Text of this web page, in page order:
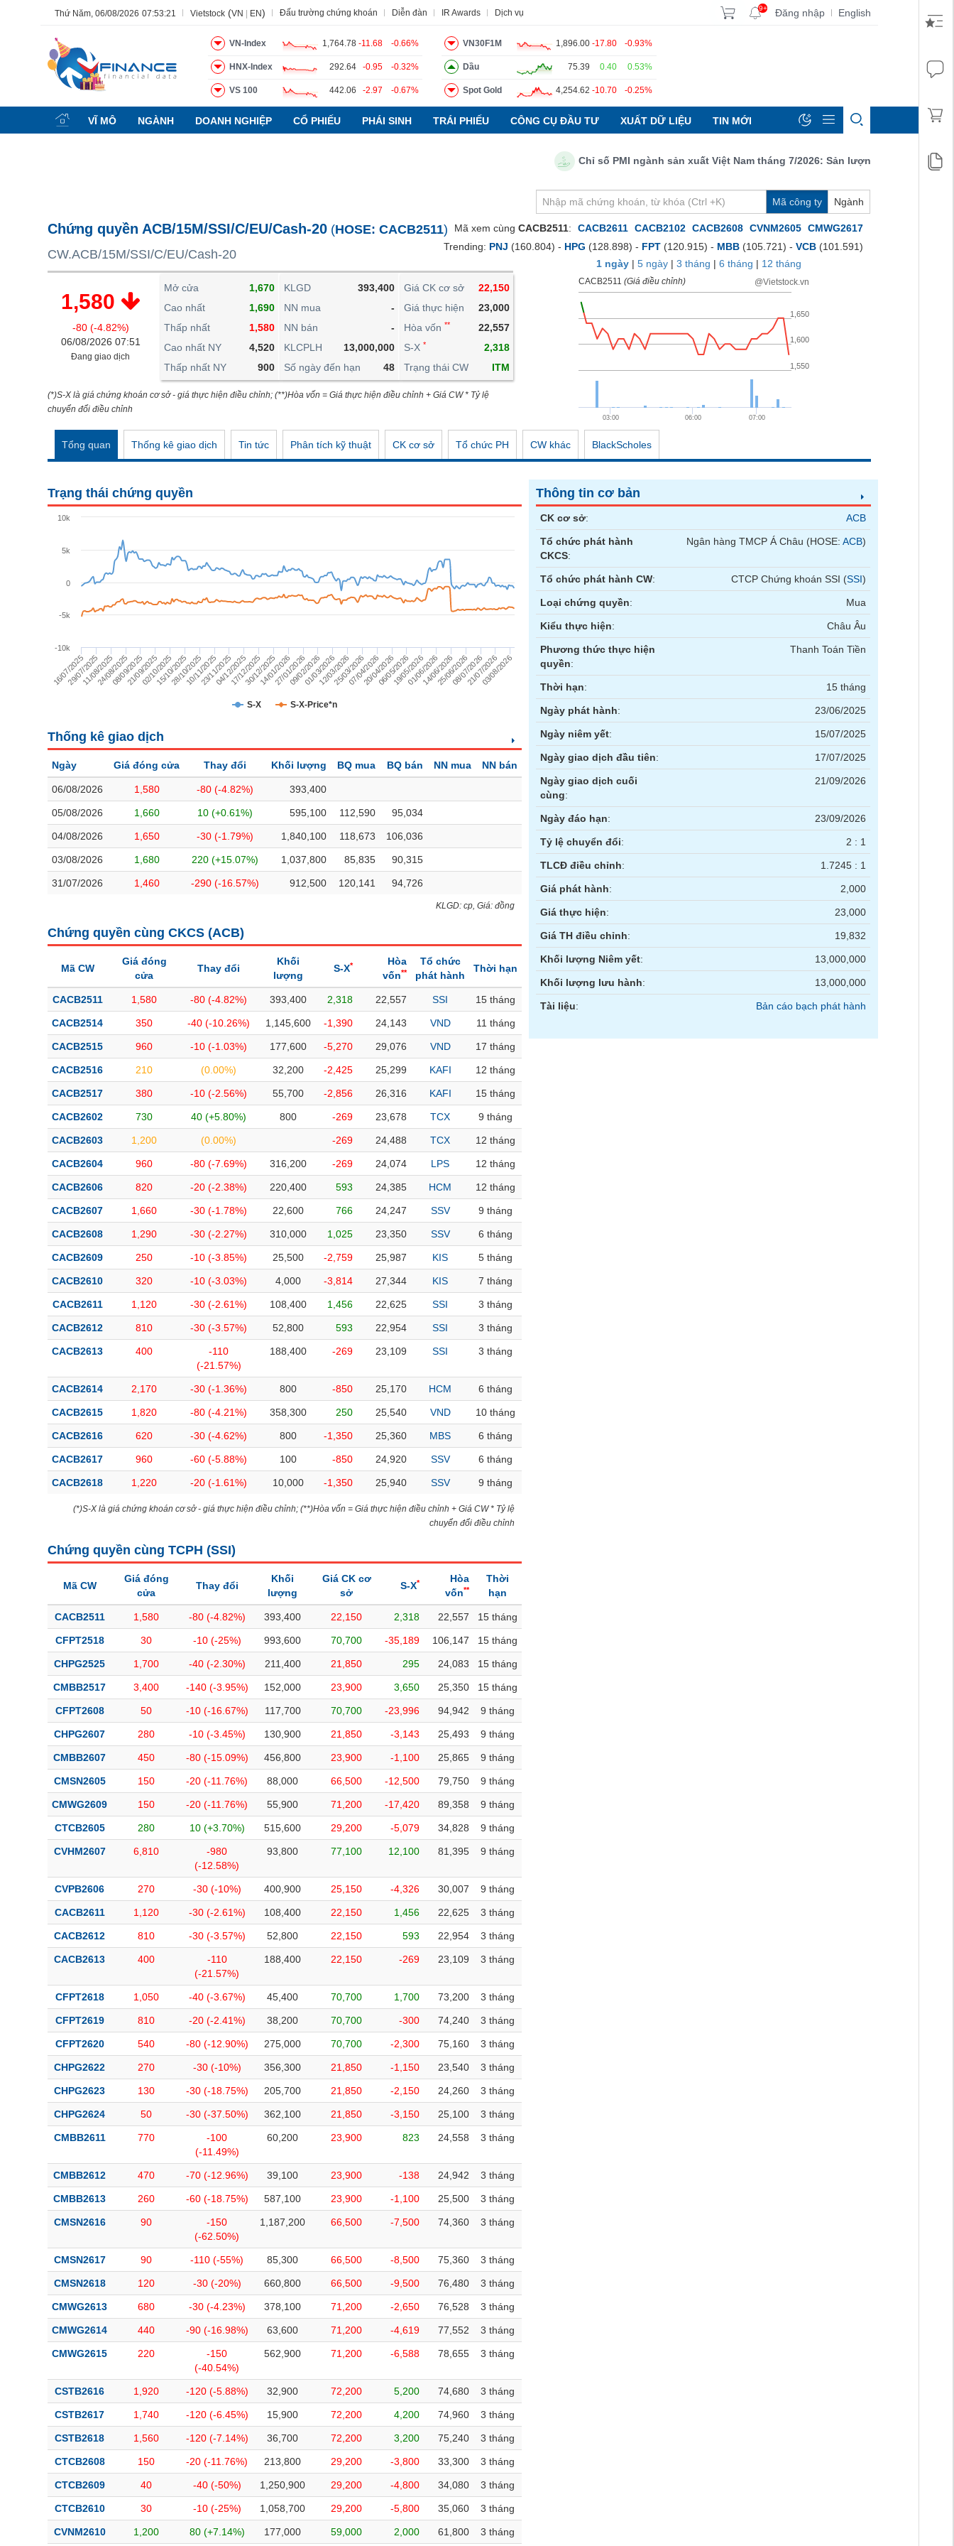
Thứ Năm, 06/08/2026 07:53:22 Vietstock (VN EN) Đấu trường chứng khoán Diễn đàn IR Awards Dịch vụ 9+ Đăng nhập | English
VN-Index 1,764.78 -11.68 -0.66%
HNX-Index 292.64 -0.95 -0.32%
VS 100 442.06 -2.97 -0.67%
VN30F1M 1,896.00 -17.80 -0.93%
Dầu 75.39 0.40 0.53%
Spot Gold 4,254.62 -10.70 -0.25%
VĨ MÔ NGÀNH DOANH NGHIỆP CỔ PHIẾU PHÁI SINH TRÁI PHIẾU CÔNG CỤ ĐẦU TƯ XUẤT DỮ LIỆU TIN MỚI
Chỉ số PMI ngành sản xuất Việt Nam tháng 7/2026: Sản lượng, số lượng đơn đặt
Mã công ty Ngành
Chứng quyền ACB/15M/SSI/C/EU/Cash-20 (HOSE: CACB2511)
CW.ACB/15M/SSI/C/EU/Cash-20
1,580
-80 (-4.82%)
06/08/2026 07:51
Đang giao dịch
Mở cửa
1,670
Cao nhất
1,690
Thấp nhất
1,580
Cao nhất NY
4,520
Thấp nhất NY
900
KLGD
393,400
NN mua
-
NN bán
-
KLCPLH
13,000,000
Số ngày đến hạn
48
Giá CK cơ sở
22,150
Giá thực hiện
23,000
Hòa vốn **
22,557
S-X *
2,318
Trạng thái CW
ITM
(*)S-X là giá chứng khoán cơ sở - giá thực hiện điều chỉnh; (**)Hòa vốn = Giá thực hiện điều chỉnh + Giá CW * Tỷ lệ
chuyển đổi điều chỉnh
Mã xem cùng CACB2511: CACB2611 CACB2102 CACB2608 CVNM2605 CMWG2617
Trending: PNJ (160.804) - HPG (128.898) - FPT (120.915) - MBB (105.721) - VCB (101.591)
1 ngày | 5 ngày | 3 tháng | 6 tháng | 12 tháng
CACB2511 (Giá điều chỉnh) @Vietstock.vn
03:00 06:00 07:00
1,550
1,600
1,650
Tổng quan Thống kê giao dịch Tin tức Phân tích kỹ thuật CK cơ sở Tổ chức PH CW khác BlackScholes
Trạng thái chứng quyền
S-X S-X-Price*n
16/07/2025
29/07/2025
11/08/2025
24/08/2025
08/09/2025
21/09/2025
02/10/2025
15/10/2025
28/10/2025
10/11/2025
23/11/2025
04/12/2025
17/12/2025
30/12/2025
14/01/2026
27/01/2026
09/02/2026
01/03/2026
12/03/2026
25/03/2026
07/04/2026
20/04/2026
06/05/2026
19/05/2026
01/06/2026
14/06/2026
25/06/2026
08/07/2026
21/07/2026
03/08/2026
-10k
-5k
0
5k
10k
Thống kê giao dịch
Ngày Giá đóng cửa Thay đổi Khối lượng BQ mua BQ bán NN mua NN bán
06/08/2026 1,580 -80 (-4.82%) 393,400
05/08/2026 1,660 10 (+0.61%) 595,100 112,590 95,034
04/08/2026 1,650 -30 (-1.79%) 1,840,100 118,673 106,036
03/08/2026 1,680 220 (+15.07%) 1,037,800 85,835 90,315
31/07/2026 1,460 -290 (-16.57%) 912,500 120,141 94,726
KLGD: cp, Giá: đồng
Chứng quyền cùng CKCS (ACB)
Mã CW
Giá đóng
cửa
Thay đổi
Khối
lượng
S-X*
Hòa
vốn**
Tổ chức
phát hành
Thời hạn
CACB2511 1,580 -80 (-4.82%) 393,400 2,318 22,557 SSI 15 tháng
CACB2514 350 -40 (-10.26%) 1,145,600 -1,390 24,143 VND 11 tháng
CACB2515 960 -10 (-1.03%) 177,600 -5,270 29,076 VND 17 tháng
CACB2516 210 (0.00%) 32,200 -2,425 25,299 KAFI 12 tháng
CACB2517 380 -10 (-2.56%) 55,700 -2,856 26,316 KAFI 15 tháng
CACB2602 730 40 (+5.80%) 800 -269 23,678 TCX 9 tháng
CACB2603 1,200 (0.00%) -269 24,488 TCX 12 tháng
CACB2604 960 -80 (-7.69%) 316,200 -269 24,074 LPS 12 tháng
CACB2606 820 -20 (-2.38%) 220,400 593 24,385 HCM 12 tháng
CACB2607 1,660 -30 (-1.78%) 22,600 766 24,247 SSV 9 tháng
CACB2608 1,290 -30 (-2.27%) 310,000 1,025 23,350 SSV 6 tháng
CACB2609 250 -10 (-3.85%) 25,500 -2,759 25,987 KIS 5 tháng
CACB2610 320 -10 (-3.03%) 4,000 -3,814 27,344 KIS 7 tháng
CACB2611 1,120 -30 (-2.61%) 108,400 1,456 22,625 SSI 3 tháng
CACB2612 810 -30 (-3.57%) 52,800 593 22,954 SSI 3 tháng
CACB2613 400
-110
(-21.57%)
188,400 -269 23,109 SSI 3 tháng
CACB2614 2,170 -30 (-1.36%) 800 -850 25,170 HCM 6 tháng
CACB2615 1,820 -80 (-4.21%) 358,300 250 25,540 VND 10 tháng
CACB2616 620 -30 (-4.62%) 800 -1,350 25,360 MBS 6 tháng
CACB2617 960 -60 (-5.88%) 100 -850 24,920 SSV 6 tháng
CACB2618 1,220 -20 (-1.61%) 10,000 -1,350 25,940 SSV 9 tháng
(*)S-X là giá chứng khoán cơ sở - giá thực hiện điều chỉnh; (**)Hòa vốn = Giá thực hiện điều chỉnh + Giá CW * Tỷ lệ
chuyển đổi điều chỉnh
Chứng quyền cùng TCPH (SSI)
Mã CW
Giá đóng
cửa
Thay đổi
Khối
lượng
Giá CK cơ
sở
S-X*
Hòa
vốn**
Thời
hạn
CACB2511 1,580 -80 (-4.82%) 393,400 22,150 2,318 22,557 15 tháng
CFPT2518 30 -10 (-25%) 993,600 70,700 -35,189 106,147 15 tháng
CHPG2525 1,700 -40 (-2.30%) 211,400 21,850 295 24,083 15 tháng
CMBB2517 3,400 -140 (-3.95%) 152,000 23,900 3,650 25,350 15 tháng
CFPT2608 50 -10 (-16.67%) 117,700 70,700 -23,996 94,942 9 tháng
CHPG2607 280 -10 (-3.45%) 130,900 21,850 -3,143 25,493 9 tháng
CMBB2607 450 -80 (-15.09%) 456,800 23,900 -1,100 25,865 9 tháng
CMSN2605 150 -20 (-11.76%) 88,000 66,500 -12,500 79,750 9 tháng
CMWG2609 150 -20 (-11.76%) 55,900 71,200 -17,420 89,358 9 tháng
CTCB2605 280 10 (+3.70%) 515,600 29,200 -5,079 34,828 9 tháng
CVHM2607 6,810
-980
(-12.58%)
93,800 77,100 12,100 81,395 9 tháng
CVPB2606 270 -30 (-10%) 400,900 25,150 -4,326 30,007 9 tháng
CACB2611 1,120 -30 (-2.61%) 108,400 22,150 1,456 22,625 3 tháng
CACB2612 810 -30 (-3.57%) 52,800 22,150 593 22,954 3 tháng
CACB2613 400
-110
(-21.57%)
188,400 22,150 -269 23,109 3 tháng
CFPT2618 1,050 -40 (-3.67%) 45,400 70,700 1,700 73,200 3 tháng
CFPT2619 810 -20 (-2.41%) 38,200 70,700 -300 74,240 3 tháng
CFPT2620 540 -80 (-12.90%) 275,000 70,700 -2,300 75,160 3 tháng
CHPG2622 270 -30 (-10%) 356,300 21,850 -1,150 23,540 3 tháng
CHPG2623 130 -30 (-18.75%) 205,700 21,850 -2,150 24,260 3 tháng
CHPG2624 50 -30 (-37.50%) 362,100 21,850 -3,150 25,100 3 tháng
CMBB2611 770
-100
(-11.49%)
60,200 23,900 823 24,558 3 tháng
CMBB2612 470 -70 (-12.96%) 39,100 23,900 -138 24,942 3 tháng
CMBB2613 260 -60 (-18.75%) 587,100 23,900 -1,100 25,500 3 tháng
CMSN2616 90
-150
(-62.50%)
1,187,200 66,500 -7,500 74,360 3 tháng
CMSN2617 90 -110 (-55%) 85,300 66,500 -8,500 75,360 3 tháng
CMSN2618 120 -30 (-20%) 660,800 66,500 -9,500 76,480 3 tháng
CMWG2613 680 -30 (-4.23%) 378,100 71,200 -2,650 76,528 3 tháng
CMWG2614 440 -90 (-16.98%) 63,600 71,200 -4,619 77,552 3 tháng
CMWG2615 220
-150
(-40.54%)
562,900 71,200 -6,588 78,655 3 tháng
CSTB2616 1,920 -120 (-5.88%) 32,900 72,200 5,200 74,680 3 tháng
CSTB2617 1,740 -120 (-6.45%) 15,900 72,200 4,200 74,960 3 tháng
CSTB2618 1,560 -120 (-7.14%) 36,700 72,200 3,200 75,240 3 tháng
CTCB2608 150 -20 (-11.76%) 213,800 29,200 -3,800 33,300 3 tháng
CTCB2609 40 -40 (-50%) 1,250,900 29,200 -4,800 34,080 3 tháng
CTCB2610 30 -10 (-25%) 1,058,700 29,200 -5,800 35,060 3 tháng
CVNM2610 1,200 80 (+7.14%) 177,000 59,000 2,000 61,800 3 tháng
Thông tin cơ bản
CK cơ sở: ACB
Tổ chức phát hành
CKCS:
Ngân hàng TMCP Á Châu (HOSE:ACB)
Tổ chức phát hành CW: CTCP Chứng khoán SSI (SSI)
Loại chứng quyền: Mua
Kiểu thực hiện: Châu Âu
Phương thức thực hiện
quyền:
Thanh Toán Tiền
Thời hạn: 15 tháng
Ngày phát hành: 23/06/2025
Ngày niêm yết: 15/07/2025
Ngày giao dịch đầu tiên: 17/07/2025
Ngày giao dịch cuối
cùng:
21/09/2026
Ngày đáo hạn: 23/09/2026
Tỷ lệ chuyển đổi: 2 : 1
TLCĐ điều chỉnh: 1.7245 : 1
Giá phát hành: 2,000
Giá thực hiện: 23,000
Giá TH điều chỉnh: 19,832
Khối lượng Niêm yết: 13,000,000
Khối lượng lưu hành: 13,000,000
Tài liệu: Bản cáo bạch phát hành
Tính năng Ngành Mã chứng khoán Lãnh đạo Tin tức Báo cáo phân tích Thuật ngữ Dịch vụ
BẤT ĐỘNG SẢN
TÀI CHÍNH
KINH TẾ
THẾ GIỚI
ĐÔNG DƯƠNG
PHÂN TÍCH
PHÁI SINH
TRÁI PHIẾU
CÔNG CỤ ĐẦU TƯ
XUẤT DỮ LIỆU
TIN MỚI
VS-SECTOR
NGUYÊN VẬT LIỆU
TIÊU DÙNG KHÔNG THIẾT YẾU
TIÊU DÙNG THIẾT YẾU
CHĂM SÓC SỨC KHỎE
CÔNG NGHỆ THÔNG TIN
BẤT ĐỘNG SẢN
Mã chứng khoán
Cổ phiếu Chỉ số Chứng chỉ quỹ Chứng quyền Hợp đồng tương lai
Lãnh đạo(-)
Người nội bộ Người liên quan Cổ đông lớn
Bài viết của tác giả(-)
Báo cáo phân tích(-)
Thuật ngữ(-)
Dịch vụ(-)
Đào tạo
Sách tài chính
Công cụ đầu tư
Truyền thông tài chính
Dữ liệu tài chính